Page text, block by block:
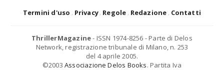
Termini d'uso Privacy Regole Redazione Contatti
ThrillerMagazine- ISSN 1974-8256 - Parte di Delos
Network, registrazione tribunale di Milano, n. 253
del 4 aprile 2005.
©2003 Associazione Delos Books. Partita Iva